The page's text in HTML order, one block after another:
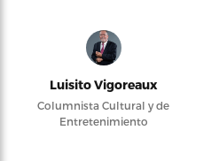
Luisito Vigoreaux
Columnista Cultural y de
Entretenimiento